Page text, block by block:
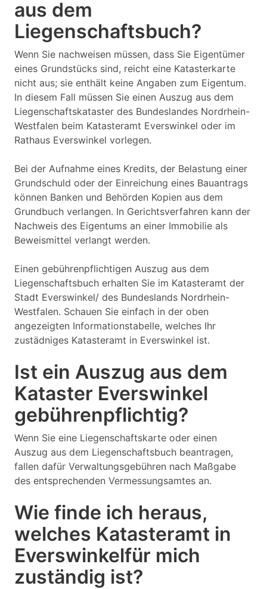
aus dem
Liegenschaftsbuch?
Wenn Sie nachweisen müssen, dass Sie Eigentümer
eines Grundstücks sind, reicht eine Katasterkarte
nicht aus; sie enthält keine Angaben zum Eigentum.
In diesem Fall müssen Sie einen Auszug aus dem
Liegenschaftskataster des Bundeslandes Nordrhein-
Westfalen beim Katasteramt Everswinkel oder im
Rathaus Everswinkel vorlegen.
Bei der Aufnahme eines Kredits, der Belastung einer
Grundschuld oder der Einreichung eines Bauantrags
können Banken und Behörden Kopien aus dem
Grundbuch verlangen. In Gerichtsverfahren kann der
Nachweis des Eigentums an einer Immobilie als
Beweismittel verlangt werden.
Einen gebührenpflichtigen Auszug aus dem
Liegenschaftsbuch erhalten Sie im Katasteramt der
Stadt Everswinkel/ des Bundeslands Nordrhein-
Westfalen. Schauen Sie einfach in der oben
angezeigten Informationstabelle, welches Ihr
zustädniges Katasteramt in Everswinkel ist.
Ist ein Auszug aus dem
Kataster Everswinkel
gebührenpflichtig?
Wenn Sie eine Liegenschaftskarte oder einen
Auszug aus dem Liegenschaftsbuch beantragen,
fallen dafür Verwaltungsgebühren nach Maßgabe
des entsprechenden Vermessungsamtes an.
Wie finde ich heraus,
welches Katasteramt in
Everswinkelfür mich
zuständig ist?